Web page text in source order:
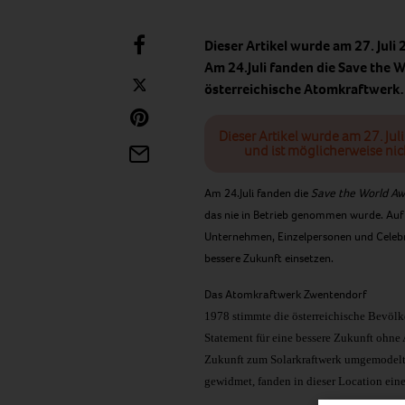
Dieser Artikel wurde am 27.
Am 24.Juli fanden die Save the
österreichische
Dieser Artikel wurde am 27.
und ist möglicherweise
Am 24.Juli fanden die Save the World
das nie in Betrieb genommen wurde.
Unternehmen, Einzelpersonen und
bessere Zukunft einsetzen.
Das Atomkraftwerk Zwentendorf
1978 stimmte die österreichische
Statement für eine bessere Zukunft
Zukunft zum Solarkraftwerk
gewidmet, fanden in dieser Location